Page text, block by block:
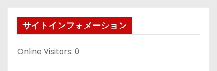
サイトインフォメーション
Online Visitors: 0